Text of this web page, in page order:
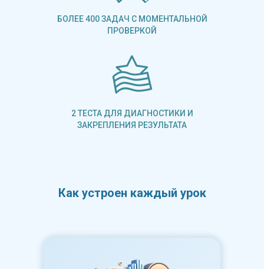
2 ТЕСТА ДЛЯ ДИАГНОСТИКИ И
ЗАКРЕПЛЕНИЯ РЕЗУЛЬТАТА
БОЛЕЕ 400 ЗАДАЧ С МОМЕНТАЛЬНОЙ
ПРОВЕРКОЙ
Как устроен каждый урок
Короткое видео-объяснение
Выполнение заданий с пошаговой